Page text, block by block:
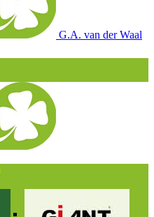
G.A. van der Waal